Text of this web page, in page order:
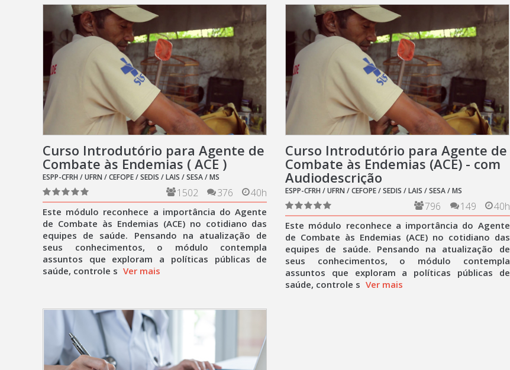
Curso Introdutório para Agente de
Combate às Endemias ( ACE )
ESPP-CFRH / UFRN / CEFOPE / SEDIS / LAIS / SESA / MS
40h
376
1502
Este módulo reconhece a importância do Agente
de Combate às Endemias (ACE) no cotidiano das
equipes de saúde. Pensando na atualização de
seus conhecimentos, o módulo contempla
assuntos que exploram a políticas públicas de
saúde, controle s Ver mais
Curso Introdutório para Agente de
Combate às Endemias (ACE) - com
Audiodescrição
ESPP-CFRH / UFRN / CEFOPE / SEDIS / LAIS / SESA / MS
40h
149
796
Este módulo reconhece a importância do Agente
de Combate às Endemias (ACE) no cotidiano das
equipes de saúde. Pensando na atualização de
seus conhecimentos, o módulo contempla
assuntos que exploram a políticas públicas de
saúde, controle s Ver mais